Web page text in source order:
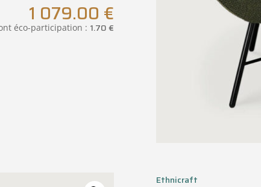
1 079.00 €
éco-participation : 1.70€
Ethnicraft